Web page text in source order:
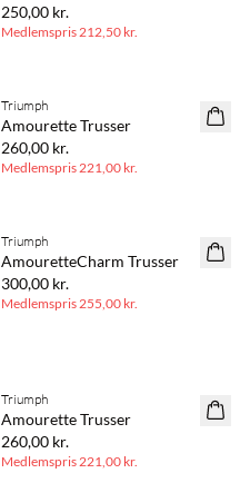
250,00 kr.
Medlemspris212,50 kr.
Triumph
Amourette Trusser
260,00 kr.
Medlemspris221,00 kr.
Triumph
AmouretteCharm Trusser
300,00 kr.
Medlemspris255,00 kr.
Triumph
Amourette Trusser
260,00 kr.
Medlemspris221,00 kr.